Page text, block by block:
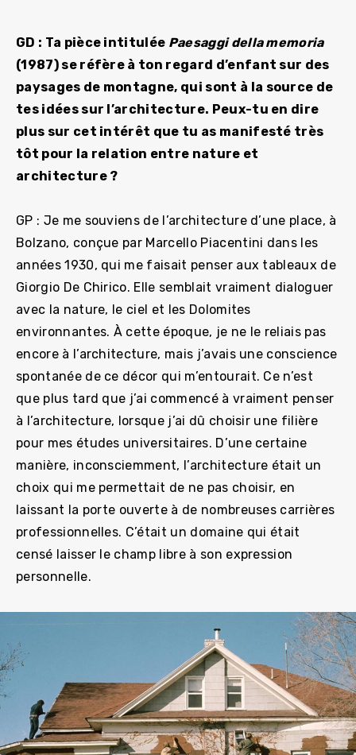
GD : Ta pièce intitulée Paesaggi della memoria
(1987) se réfère à ton regard d’enfant sur des
paysages de montagne, qui sont à la source de
tes idées sur l’architecture. Peux-tu en dire
plus sur cet intérêt que tu as manifesté très
tôt pour la relation entre nature et
architecture ?
GP : Je me souviens de l’architecture d’une place, à
Bolzano, conçue par Marcello Piacentini dans les
années 1930, qui me faisait penser aux tableaux de
Giorgio De Chirico. Elle semblait vraiment dialoguer
avec la nature, le ciel et les Dolomites
environnantes. À cette époque, je ne le reliais pas
encore à l’architecture, mais j’avais une conscience
spontanée de ce décor qui m’entourait. Ce n’est
que plus tard que j’ai commencé à vraiment penser
à l’architecture, lorsque j’ai dû choisir une filière
pour mes études universitaires. D’une certaine
manière, inconsciemment, l’architecture était un
choix qui me permettait de ne pas choisir, en
laissant la porte ouverte à de nombreuses carrières
professionnelles. C’était un domaine qui était
censé laisser le champ libre à son expression
personnelle.